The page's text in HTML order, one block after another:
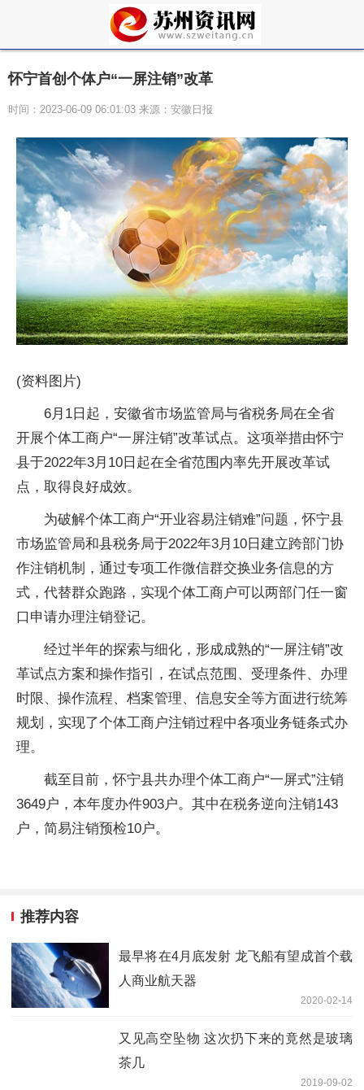
怀宁首创个体户“一屏注销”改革
时间：2023-06-09 06:01:03 来源：安徽日报
(资料图片)
6月1日起，安徽省市场监管局与省税务局在全省
开展个体工商户“一屏注销”改革试点。这项举措由怀宁
县于2022年3月10日起在全省范围内率先开展改革试
点，取得良好成效。
为破解个体工商户“开业容易注销难”问题，怀宁县
市场监管局和县税务局于2022年3月10日建立跨部门协
作注销机制，通过专项工作微信群交换业务信息的方
式，代替群众跑路，实现个体工商户可以两部门任一窗
口申请办理注销登记。
经过半年的探索与细化，形成成熟的“一屏注销”改
革试点方案和操作指引，在试点范围、受理条件、办理
时限、操作流程、档案管理、信息安全等方面进行统筹
规划，实现了个体工商户注销过程中各项业务链条式办
理。
截至目前，怀宁县共办理个体工商户“一屏式”注销
3649户，本年度办件903户。其中在税务逆向注销143
户，简易注销预检10户。
推荐内容
最早将在4月底发射 龙飞船有望成首个载
人商业航天器
2020-02-14
又见高空坠物 这次扔下来的竟然是玻璃
茶几
2019-09-02